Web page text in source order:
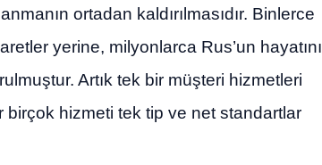
ortadan kaldırılmasıdır. Binlerce
yerine, milyonlarca Rus’un hayatını
Artık tek bir müşteri hizmetleri
birçok hizmeti tek tip ve net standartlar